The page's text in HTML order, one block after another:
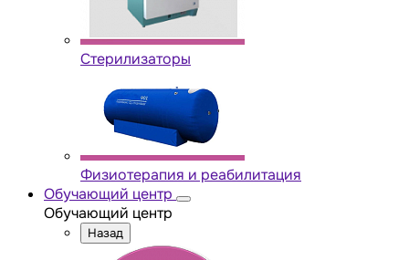
Стерилизаторы
Физиотерапия и реабилитация
Обучающий центр
Обучающий центр
Назад